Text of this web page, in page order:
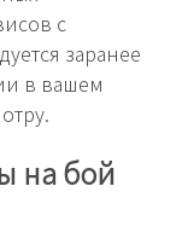
с
заранее
в вашем
на бой